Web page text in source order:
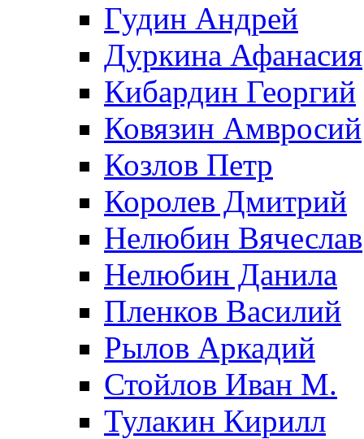
Гудин Андрей
Дуркина Афанасия
Кибардин Георгий
Ковязин Амвросий
Козлов Петр
Королев Дмитрий
Нелюбин Вячеслав
Нелюбин Данила
Пленков Василий
Рылов Аркадий
Стойлов Иван М.
Тулакин Кирилл